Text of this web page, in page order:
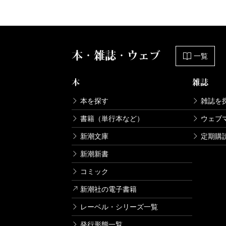
本・雑誌・ウェブ 一覧
本
本を探す
書籍（単行本など）
新潮文庫
新潮新書
コミック
新潮社の電子書籍
レーベル・シリーズ一覧
雑誌
雑誌を
ウェブ
定期購